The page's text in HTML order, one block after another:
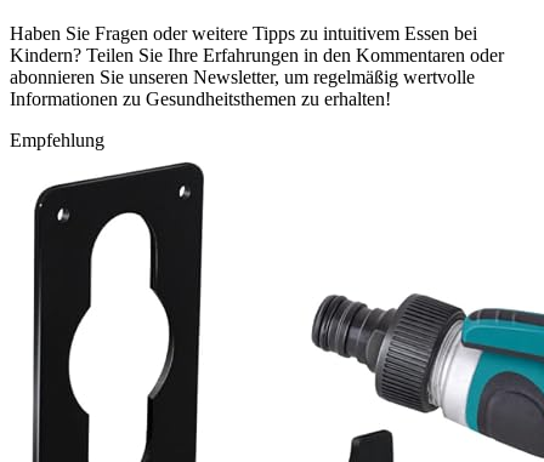
Haben Sie Fragen oder weitere Tipps zu intuitivem Essen bei
Kindern? Teilen Sie Ihre Erfahrungen in den Kommentaren oder
abonnieren Sie unseren Newsletter, um regelmäßig wertvolle
Informationen zu Gesundheitsthemen zu erhalten!
Empfehlung